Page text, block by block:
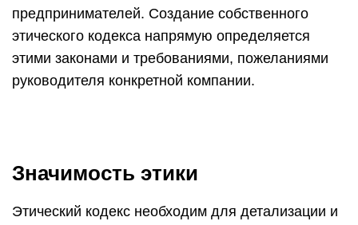
предпринимателей. Создание собственного
этического кодекса напрямую определяется
этими законами и требованиями, пожеланиями
руководителя конкретной компании.
Значимость этики
Этический кодекс необходим для детализации и